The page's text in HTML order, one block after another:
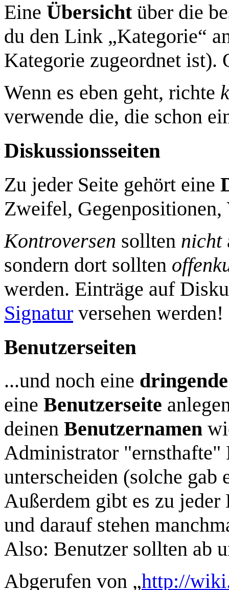
Eine Übersichtüber die
du den Link „Kategorie“
Kategorie zugeordnet
Wenn es eben geht, richte
verwende die, die schon
Diskussionsseiten
Zu jeder Seite gehört eine
Zweifel, Gegenpositionen,
Kontroversen sollten nicht
sondern dort sollten
werden. Einträge auf
Signatur versehen werden!
Benutzerseiten
...und noch eine
eine Benutzerseite
deinen Benutzernamen
Administrator
unterscheiden (solche
Außerdem gibt es zu jeder
und darauf stehen
Also: Benutzer sollten ab
Abgerufen von „http://